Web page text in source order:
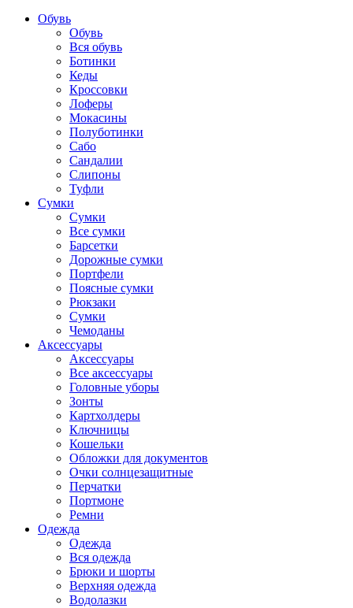
Обувь
Обувь
Вся обувь
Ботинки
Кеды
Кроссовки
Лоферы
Мокасины
Полуботинки
Сабо
Сандалии
Слипоны
Туфли
Сумки
Сумки
Все сумки
Барсетки
Дорожные сумки
Портфели
Поясные сумки
Рюкзаки
Сумки
Чемоданы
Аксессуары
Аксессуары
Все аксессуары
Головные уборы
Зонты
Картхолдеры
Ключницы
Кошельки
Обложки для документов
Очки солнцезащитные
Перчатки
Портмоне
Ремни
Одежда
Одежда
Вся одежда
Брюки и шорты
Верхняя одежда
Водолазки